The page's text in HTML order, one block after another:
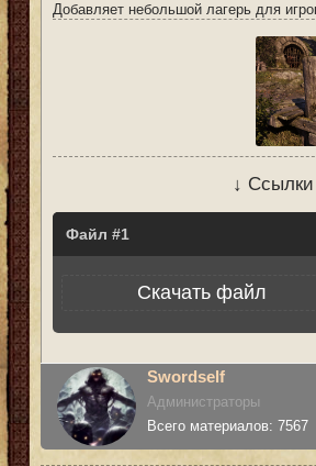
Добавляет небольшой лагерь для
↓ Ссылки
Файл
Скачать файл
Swordself
Администраторы
Всего материалов: 7567